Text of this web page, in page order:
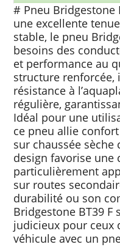
# Pneu Bridgestone
une excellente
stable, le pneu
besoins des
et performance au
structure renforcée,
résistance à
régulière,
Idéal pour une
ce pneu allie
sur chaussée
design favorise une
particulièrement
sur routes
durabilité ou son
Bridgestone BT39 F
judicieux pour ceux
véhicule avec un